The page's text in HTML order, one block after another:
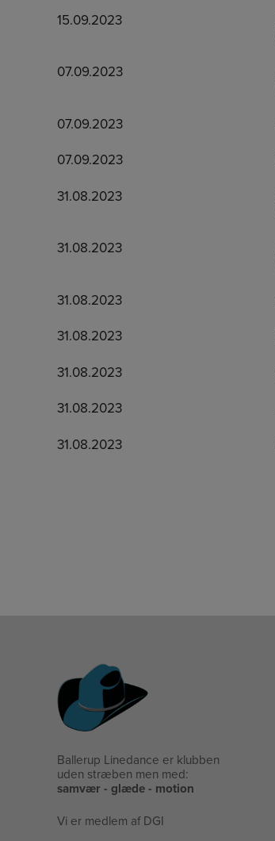
15.09.2023
07.09.2023
07.09.2023
07.09.2023
31.08.2023
31.08.2023
31.08.2023
31.08.2023
31.08.2023
31.08.2023
31.08.2023
Ballerup Linedance er klubben
uden stræben men med:
samvær - glæde - motion
Vi er medlem af DGI